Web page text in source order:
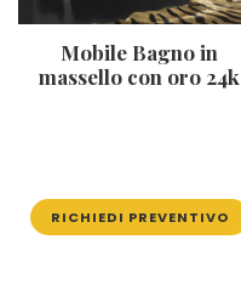
Mobile Bagno in
massello con oro 24k
RICHIEDI PREVENTIVO